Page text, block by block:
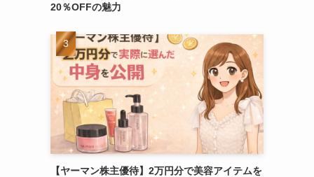
20％OFFの魅力
【ヤーマン株主優待】2万円分で美容アイテムを